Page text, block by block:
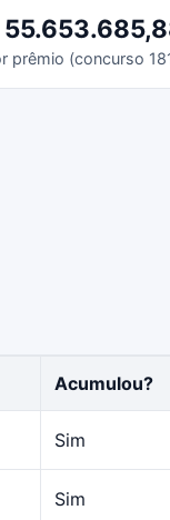
prêmio (concurso
Acumulou?
Sim
Sim